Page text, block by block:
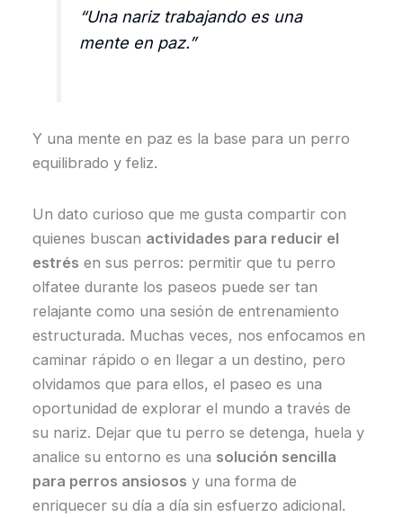
“Una nariz trabajando es una
mente en paz.”
Y una mente en paz es la base para un perro
equilibrado y feliz.
Un dato curioso que me gusta compartir con
quienes buscan actividades para reducir el
estrés en sus perros: permitir que tu perro
olfatee durante los paseos puede ser tan
relajante como una sesión de entrenamiento
estructurada. Muchas veces, nos enfocamos en
caminar rápido o en llegar a un destino, pero
olvidamos que para ellos, el paseo es una
oportunidad de explorar el mundo a través de
su nariz. Dejar que tu perro se detenga, huela y
analice su entorno es una solución sencilla
para perros ansiosos y una forma de
enriquecer su día a día sin esfuerzo adicional.